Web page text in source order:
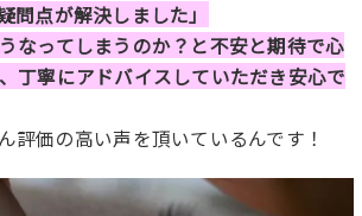
問点が解決しました」
なってしまうのか？と不安と期待で心
丁寧にアドバイスしていただき安心で
評価の高い声を頂いているんです！